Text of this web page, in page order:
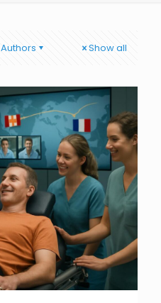
Authors Show all